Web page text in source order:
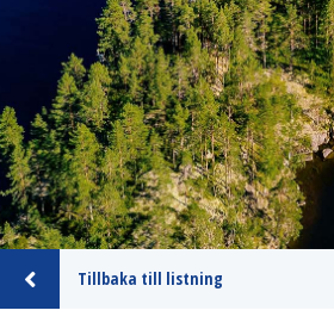
Tillbaka till listning